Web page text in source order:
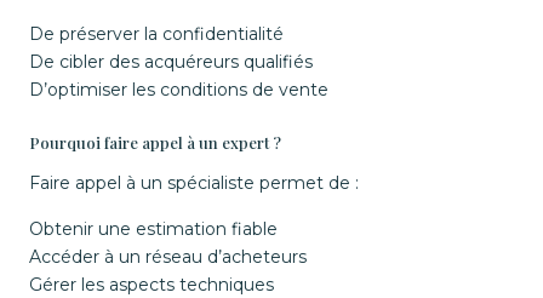
De préserver la confidentialité
De cibler des acquéreurs qualifiés
D’optimiser les conditions de vente
Pourquoi faire appel à un expert ?
Faire appel à un spécialiste permet de :
Obtenir une estimation fiable
Accéder à un réseau d’acheteurs
Gérer les aspects techniques